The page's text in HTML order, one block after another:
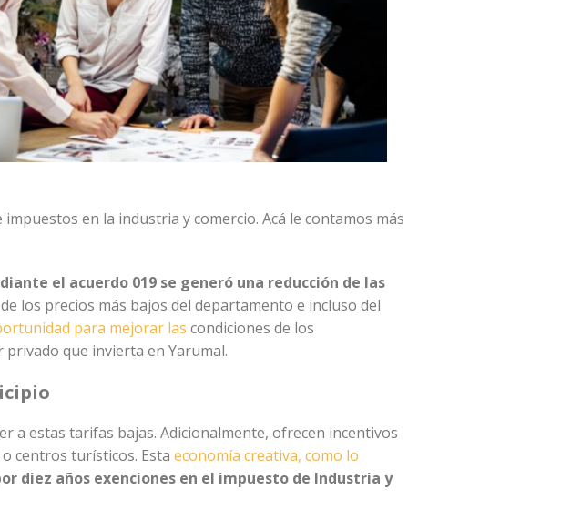
en la industria y comercio. Acá le contamos más
el acuerdo 019 se generó una reducción de las
los precios más bajos del departamento e incluso del
para mejorar las condiciones de los
que invierta en Yarumal.
a estas tarifas bajas. Adicionalmente, ofrecen incentivos
centros turísticos. Esta economía creativa, como lo
diez años exenciones en el impuesto de Industria y